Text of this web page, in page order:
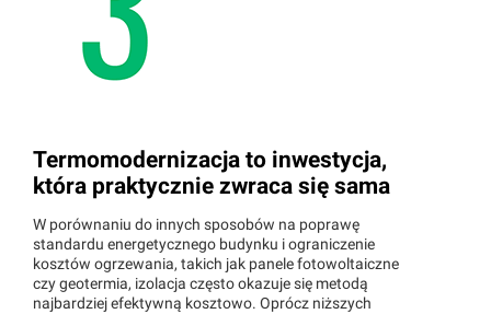
Termomodernizacja to inwestycja,
która praktycznie zwraca się sama
W porównaniu do innych sposobów na poprawę
standardu energetycznego budynku i ograniczenie
kosztów ogrzewania, takich jak panele fotowoltaiczne
czy geotermia, izolacja często okazuje się metodą
najbardziej efektywną kosztowo. Oprócz niższych